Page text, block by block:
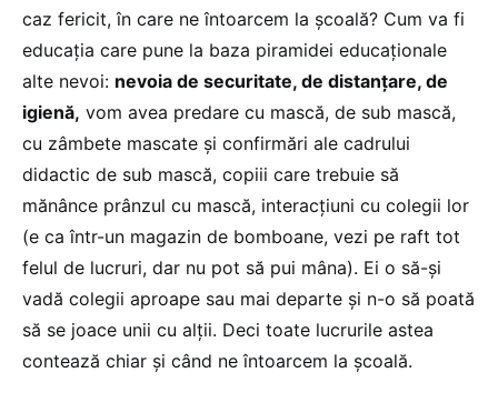
caz fericit, în care ne întoarcem la școală? Cum va fi
educația care pune la baza piramidei educaționale
alte nevoi: nevoia de securitate, de distanțare, de
igienă, vom avea predare cu mască, de sub mască,
cu zâmbete mascate și confirmări ale cadrului
didactic de sub mască, copiii care trebuie să
mănânce prânzul cu mască, interacțiuni cu colegii lor
(e ca într-un magazin de bomboane, vezi pe raft tot
felul de lucruri, dar nu pot să pui mâna). Ei o să-și
vadă colegii aproape sau mai departe și n-o să poată
să se joace unii cu alții. Deci toate lucrurile astea
contează chiar și când ne întoarcem la școală.